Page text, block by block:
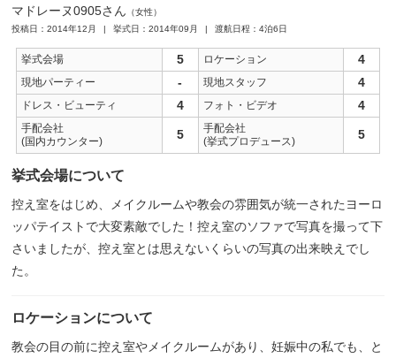
マドレーヌ0905さん
女性
投稿日：2014年12月
挙式日：2014年09月 渡航日程：4泊6日
挙式会場 5 ロケーション 4
現地パーティー - 現地スタッフ 4
ドレス・ビューティ 4 フォト・ビデオ 4
手配会社
(国内カウンター)
5
手配会社
(挙式プロデュース)
5
挙式会場について
控え室をはじめ、メイクルームや教会の雰囲気が統一されたヨーロ
ッパテイストで大変素敵でした！控え室のソファで写真を撮って下
さいましたが、控え室とは思えないくらいの写真の出来映えでし
た。
ロケーションについて
教会の目の前に控え室やメイクルームがあり、妊娠中の私でも、と